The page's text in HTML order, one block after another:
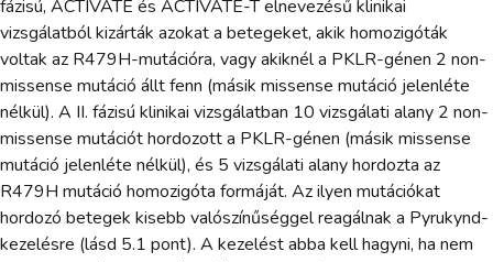
fázisú, ACTIVATE és ACTIVATE-T elnevezésű klinikai
vizsgálatból kizárták azokat a betegeket, akik homozigóták
voltak az R479H-mutációra, vagy akiknél a PKLR-génen 2 non-
missense mutáció állt fenn (másik missense mutáció jelenléte
nélkül). A II. fázisú klinikai vizsgálatban 10 vizsgálati alany 2 non-
missense mutációt hordozott a PKLR-génen (másik missense
mutáció jelenléte nélkül), és 5 vizsgálati alany hordozta az
R479H mutáció homozigóta formáját. Az ilyen mutációkat
hordozó betegek kisebb valószínűséggel reagálnak a Pyrukynd-
kezelésre (lásd 5.1 pont). A kezelést abba kell hagyni, ha nem